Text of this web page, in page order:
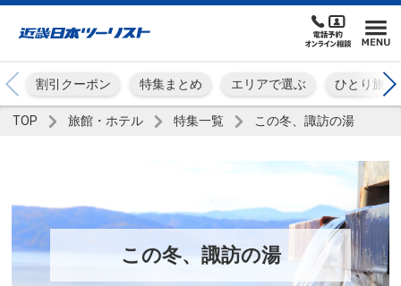
割引クーポン 特集まとめ エリアで選ぶ ひとり旅
TOP 旅館・ホテル 特集一覧 この冬、諏訪の湯
この冬、諏訪の湯